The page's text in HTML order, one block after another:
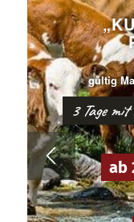
gültig
3 Tage
ab